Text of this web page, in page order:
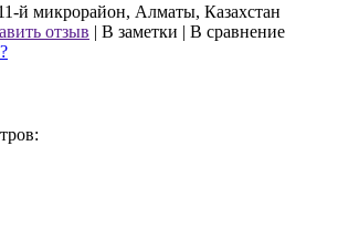
й микрорайон, Алматы, Казахстан
отзыв | В заметки | В сравнение